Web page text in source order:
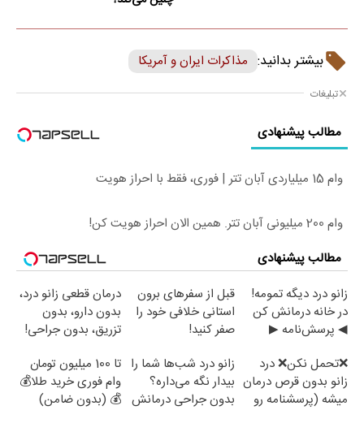
بیشتر بدانید: مذاکرات ایران و آمریکا
تبلیغات
مطالب پیشنهادی
وام 15 میلیاردی آبان تتر | فوری، فقط با احراز هویت
وام 200 میلیونی آبان تتر. همین الان احراز هویت کن!
مطالب پیشنهادی
زانو درد دیگه تمومه!
در خانه درمانش کن
◀ پرسش‌نامه ▶
قبل از سفرهای برون
استانی خلافی خود را
صفر کنید!
درمان قطعی زانو درد،
بدون دارو، بدون
تزریق، بدون جراحی!
❌تحمل نکن❌ درد
زانو بدون قرص درمان
میشه (پرسشنامه رو
زانو درد شب‌ها شما را
بیدار نگه می‌داره؟
بدون جراحی درمانش
تا 100 میلیون تومان
وام فوری خرید طلا💰
💰 (بدون ضامن)